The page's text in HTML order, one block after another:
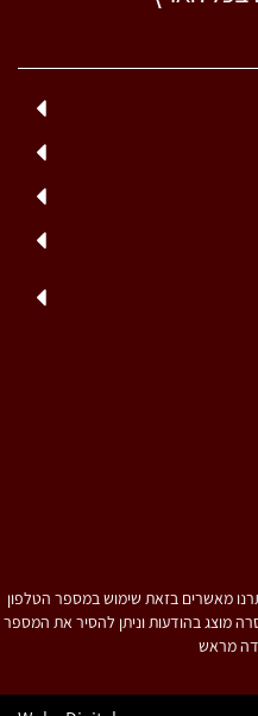
מאשרים בזאת שימוש במספר הטלפון
מוצג בהודעות וניתן להסיר את המספר
מראש